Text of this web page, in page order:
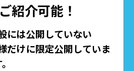
紹介可能！
には公開していない
だけに限定公開していま